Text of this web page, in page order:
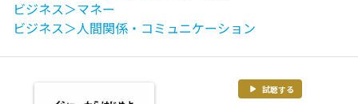
ビジネス＞マネー
ビジネス＞人間関係・コミュニケーション
試聴する